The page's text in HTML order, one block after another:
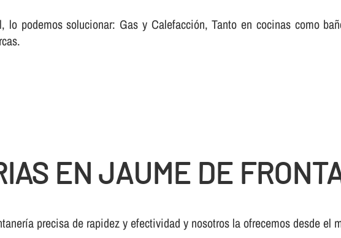
podemos solucionar: Gas y Calefacción, Tanto en cocinas como
EN JAUME DE
precisa de rapidez y efectividad y nosotros la ofrecemos desde el